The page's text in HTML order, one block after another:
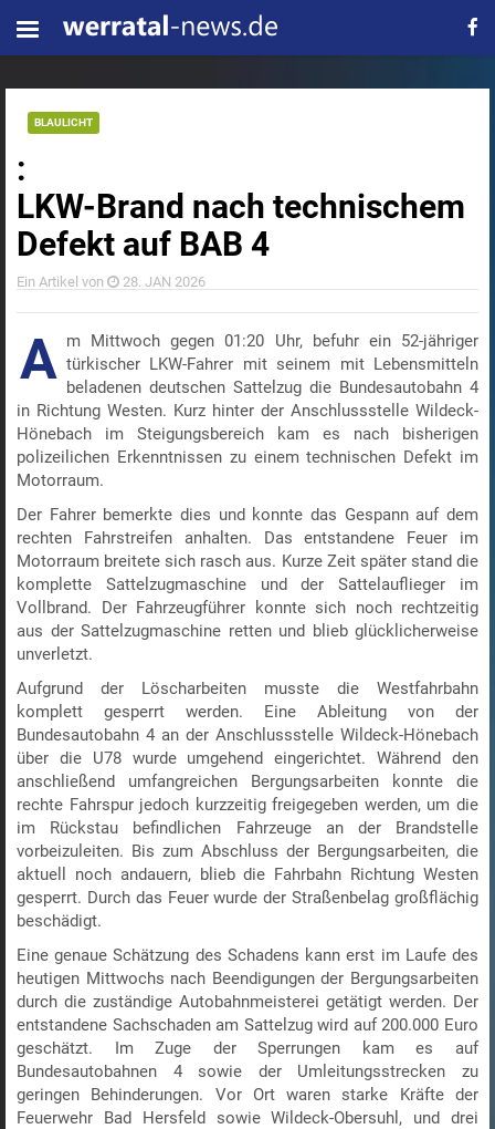
:
LKW-Brand nach technischem
Defekt auf BAB 4
BLAULICHT
Ein Artikel von 28. JAN 2026
A m Mittwoch gegen 01:20 Uhr, befuhr ein 52-jähriger
türkischer LKW-Fahrer mit seinem mit Lebensmitteln
beladenen deutschen Sattelzug die Bundesautobahn 4
in Richtung Westen. Kurz hinter der Anschlussstelle Wildeck-
Hönebach im Steigungsbereich kam es nach bisherigen
polizeilichen Erkenntnissen zu einem technischen Defekt im
Motorraum.
Der Fahrer bemerkte dies und konnte das Gespann auf dem
rechten Fahrstreifen anhalten. Das entstandene Feuer im
Motorraum breitete sich rasch aus. Kurze Zeit später stand die
komplette Sattelzugmaschine und der Sattelauflieger im
Vollbrand. Der Fahrzeugführer konnte sich noch rechtzeitig
aus der Sattelzugmaschine retten und blieb glücklicherweise
unverletzt.
Aufgrund der Löscharbeiten musste die Westfahrbahn
komplett gesperrt werden. Eine Ableitung von der
Bundesautobahn 4 an der Anschlussstelle Wildeck-Hönebach
über die U78 wurde umgehend eingerichtet. Während den
anschließend umfangreichen Bergungsarbeiten konnte die
rechte Fahrspur jedoch kurzzeitig freigegeben werden, um die
im Rückstau befindlichen Fahrzeuge an der Brandstelle
vorbeizuleiten. Bis zum Abschluss der Bergungsarbeiten, die
aktuell noch andauern, blieb die Fahrbahn Richtung Westen
gesperrt. Durch das Feuer wurde der Straßenbelag großflächig
beschädigt.
Eine genaue Schätzung des Schadens kann erst im Laufe des
heutigen Mittwochs nach Beendigungen der Bergungsarbeiten
durch die zuständige Autobahnmeisterei getätigt werden. Der
entstandene Sachschaden am Sattelzug wird auf 200.000 Euro
geschätzt. Im Zuge der Sperrungen kam es auf
Bundesautobahnen 4 sowie der Umleitungsstrecken zu
geringen Behinderungen. Vor Ort waren starke Kräfte der
Feuerwehr Bad Hersfeld sowie Wildeck-Obersuhl, und drei